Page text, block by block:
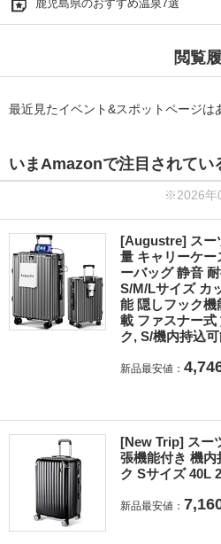
鹿児島県のおすすめ温泉7選
閲覧
最近見たイベント&スポットページは
いまAmazonで注目されてい
※2026年
[Augustre] スー
量 キャリーケー
ーバッグ 静音
S/M/Lサイズ カ
能 隠しフック
載 ファスナー式
ク, S/機内持込
新品最安値：
[New Trip] スー
張機能付き 機内
ク Sサイズ 40L
新品最安値：